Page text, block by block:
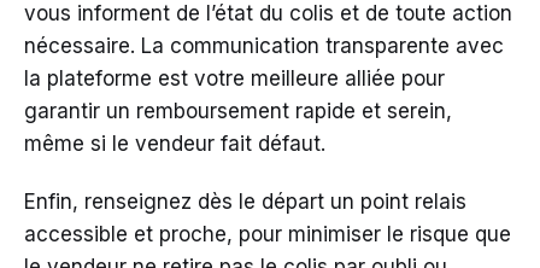
vous informent de l’état du colis et de toute action
nécessaire. La communication transparente avec
la plateforme est votre meilleure alliée pour
garantir un remboursement rapide et serein,
même si le vendeur fait défaut.
Enfin, renseignez dès le départ un point relais
accessible et proche, pour minimiser le risque que